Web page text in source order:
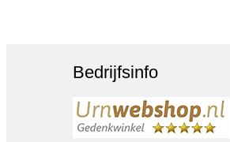
Bedrijfsinfo